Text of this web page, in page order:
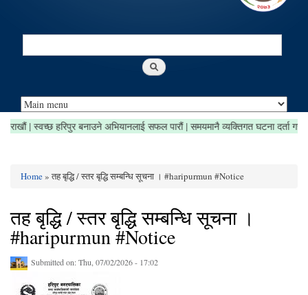
Search
सफा राखौं | स्वच्छ हरिपुर बनाउने अभियानलाई सफल पारौं | समयमानै व्यक्तिगत घटना दर्ता
You are here
Home» तह बृद्धि / स्तर बृद्धि सम्बन्धि सूचना । #haripurmun #Notice
तह बृद्धि / स्तर बृद्धि सम्बन्धि सूचना ।
#haripurmun #Notice
Submitted on:Thu, 07/02/2026 - 17:02